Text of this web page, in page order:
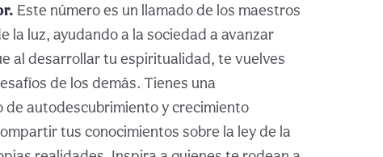
Este número es un llamado de los maestros
la luz, ayudando a la sociedad a avanzar
al desarrollar tu espiritualidad, te vuelves
de los demás. Tienes una
de autodescubrimiento y crecimiento
tus conocimientos sobre la ley de la